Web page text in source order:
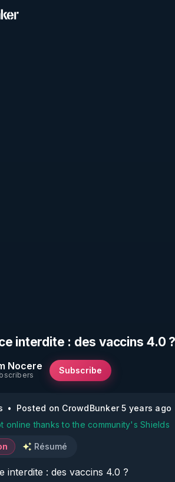
interdite : des vaccins 4.0 ?
Nocere Subscribe
Posted on CrowdBunker 5 years ago
online thanks to the community's Shields
Résumé
interdite : des vaccins 4.0 ?